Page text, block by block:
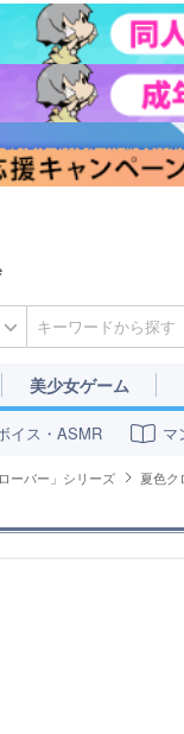
美少女ゲーム
イス・ASMR マ
ーバー」シリーズ 夏色ク